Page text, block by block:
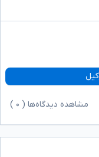
مشاهده دیدگاه‌ها ( ۰